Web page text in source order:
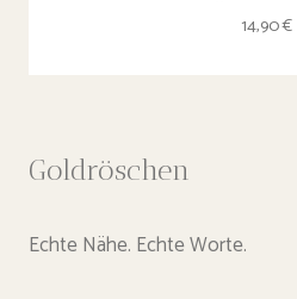
14,90€
Goldröschen
Echte Nähe. Echte Worte.